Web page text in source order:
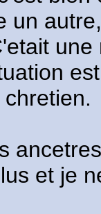
un
et je